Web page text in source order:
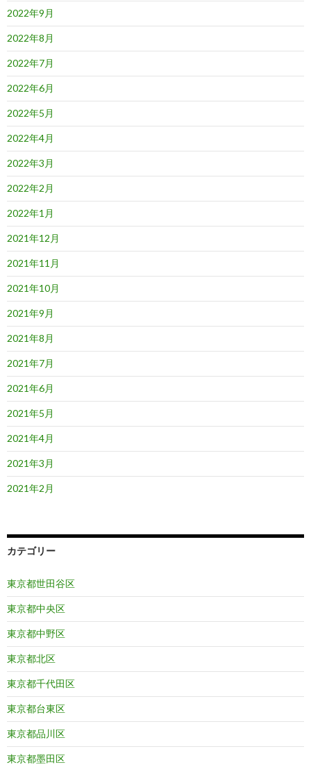
2022年9月
2022年8月
2022年7月
2022年6月
2022年5月
2022年4月
2022年3月
2022年2月
2022年1月
2021年12月
2021年11月
2021年10月
2021年9月
2021年8月
2021年7月
2021年6月
2021年5月
2021年4月
2021年3月
2021年2月
カテゴリー
東京都世田谷区
東京都中央区
東京都中野区
東京都北区
東京都千代田区
東京都台東区
東京都品川区
東京都墨田区